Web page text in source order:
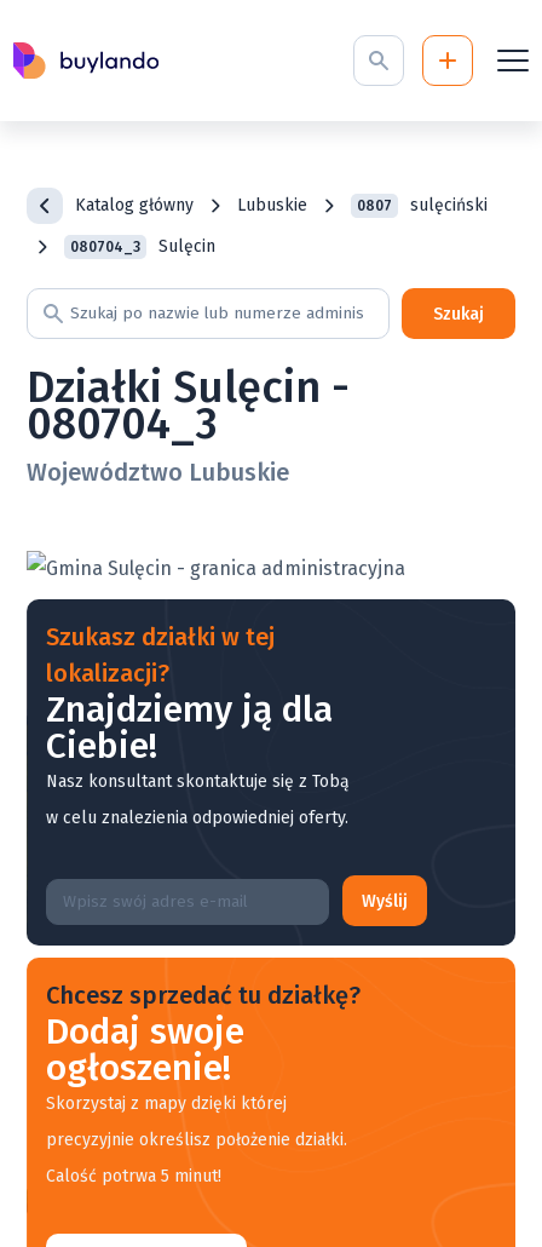
Katalog główny Lubuskie 0807 sulęciński
080704_3 Sulęcin
Szukaj
Działki Sulęcin -
080704_3
Województwo Lubuskie
Szukasz działki w tej
lokalizacji?
Znajdziemy ją dla
Ciebie!
Nasz konsultant skontaktuje się z Tobą
w celu znalezienia odpowiedniej oferty.
Wyślij
Chcesz sprzedać tu działkę?
Dodaj swoje
ogłoszenie!
Skorzystaj z mapy dzięki której
precyzyjnie określisz położenie działki.
Calość potrwa 5 minut!